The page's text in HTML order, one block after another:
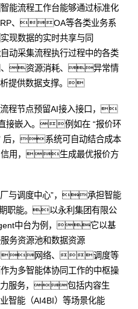
能流程工作台能够通过标准化
、OA等各类业务系
数据的实时共享与同
采集流程执行过程中的各类
资源消耗、异常情
提供数据支撑。
程节点预留AI接入接口，
接嵌入。例如在 “报价环
后，系统可自动结合成本
用，生成最优报价方
厂与调度中心”，承担智能
职能。以永利集团有限公
中台为例，它以基
务资源池和数据资源
网络、调度等
多智能体协同工作的中枢操
力服务，包括内容生
能（AI4BI）等场景化能